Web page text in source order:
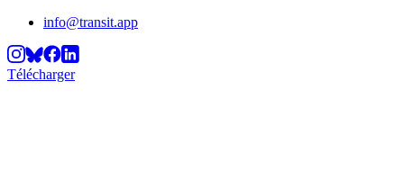
info@transit.app
Télécharger